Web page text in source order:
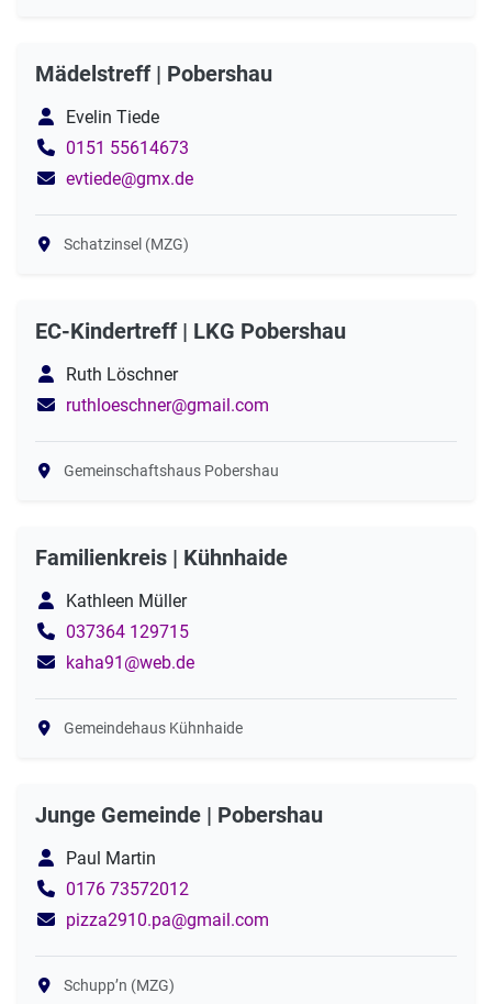
Mädelstreff | Pobershau
Evelin Tiede
0151 55614673
evtiede@gmx.de
Schatzinsel (MZG)
EC-Kindertreff | LKG Pobershau
Ruth Löschner
ruthloeschner@gmail.com
Gemeinschaftshaus Pobershau
Familienkreis | Kühnhaide
Kathleen Müller
037364 129715
kaha91@web.de
Gemeindehaus Kühnhaide
Junge Gemeinde | Pobershau
Paul Martin
0176 73572012
pizza2910.pa@gmail.com
Schupp’n (MZG)